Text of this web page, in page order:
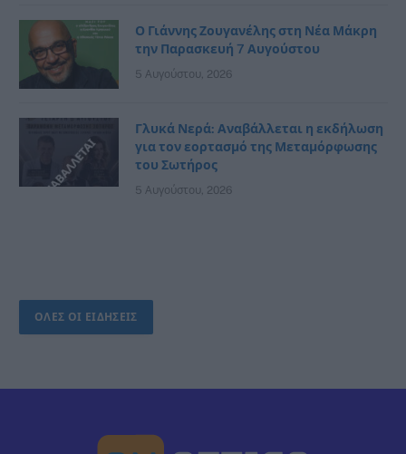
Ο Γιάννης Ζουγανέλης στη Νέα Μάκρη
την Παρασκευή 7 Αυγούστου
5 Αυγούστου, 2026
Γλυκά Νερά: Αναβάλλεται η εκδήλωση
για τον εορτασμό της Μεταμόρφωσης
του Σωτήρος
5 Αυγούστου, 2026
ΟΛΕΣ ΟΙ ΕΙΔΗΣΕΙΣ